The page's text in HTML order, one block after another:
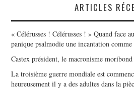
ARTICLES
« Célérusses ! Célérusses ! » Quand face
panique psalmodie une incantation
Castex président, le macronisme
La troisième guerre mondiale est
heureusement il y a des adultes dans la